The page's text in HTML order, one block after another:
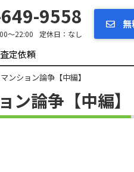
9558
～22:00 定休日： なし
定依頼
ンション論争【中編】
論争【中編】